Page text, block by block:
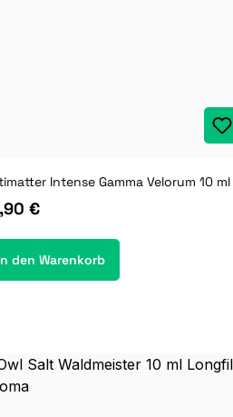
€
den Warenkorb